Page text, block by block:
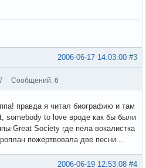
#3
2006-06-17 14:03:00
Сообщений: 6
правда я читал биографию и там
somebody to love вроде как бы были
Great Society где пела вокалистка
пожертвовала две песни...
#4
2006-06-19 12:53:08